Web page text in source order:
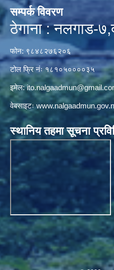
सम्पर्क विवरण
ठेगाना : नलगाड-
फोन: ९८४८२७६२०६
टोल फ्रि नंः १८१०५००००३५
इमेल:
वेबसाइटः
स्थानिय तहमा सूचना